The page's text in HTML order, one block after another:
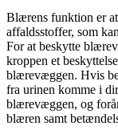
Blærens funktion er
affaldsstoffer, som
For at beskytte
kroppen et
blærevæggen. Hvis
fra urinen komme i
blærevæggen, og
blæren samt